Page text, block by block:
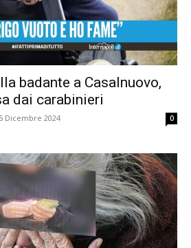
badante a Casalnuovo,
dai carabinieri
5 Dicembre 2024 0